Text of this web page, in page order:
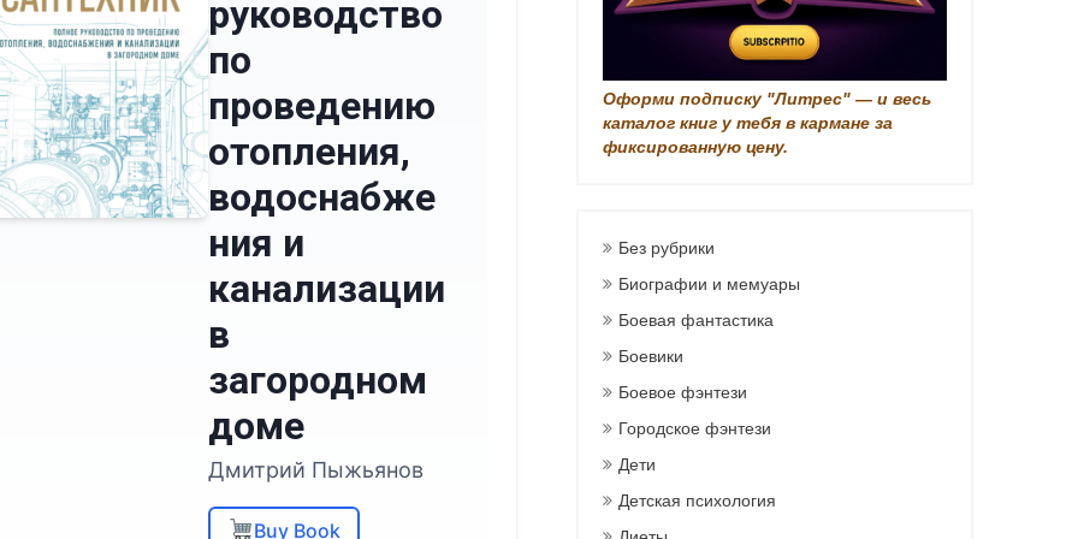
руководство
по
проведению
отопления,
водоснабже
ния и
канализации
в
загородном
доме
Дмитрий Пыжьянов
Buy Book
Оформи подписку "Литрес" — и весь
каталог книг у тебя в кармане за
фиксированную цену.
Без рубрики
Биографии и мемуары
Боевая фантастика
Боевики
Боевое фэнтези
Городское фэнтези
Дети
Детская психология